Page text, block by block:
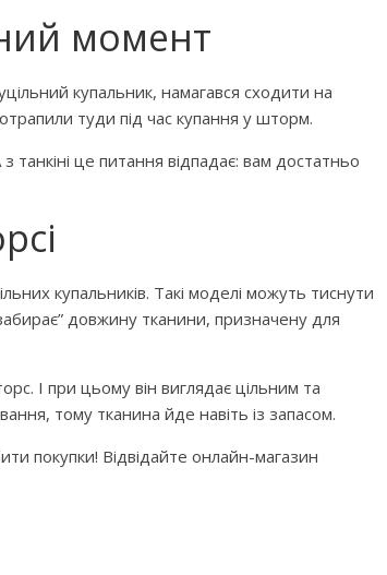
момент
купальник, намагався сходити на
туди під час купання у шторм.
танкіні це питання відпадає: вам достатньо
купальників. Такі моделі можуть тиснути
довжину тканини, призначену для
І при цьому він виглядає цільним та
тому тканина йде навіть із запасом.
покупки! Відвідайте онлайн-магазин